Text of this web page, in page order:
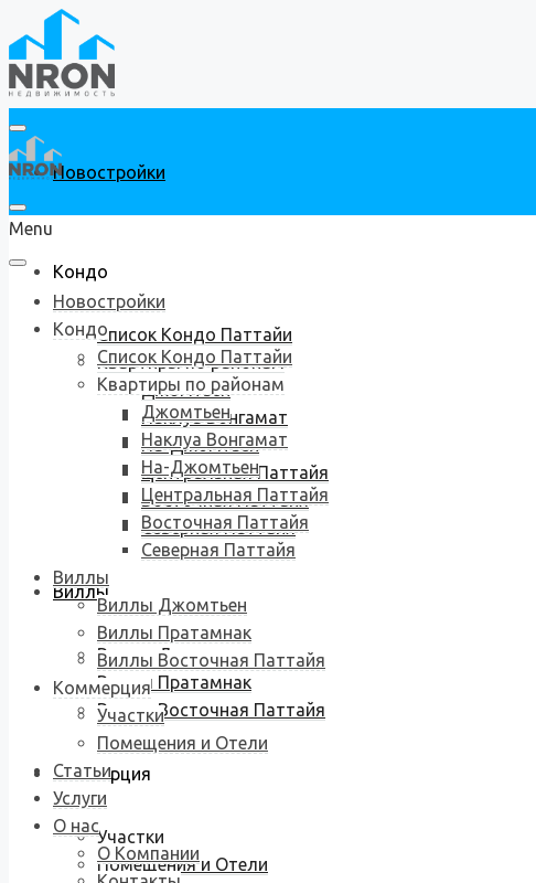
Новостройки
Кондо
Список Кондо Паттайи
Квартиры по районам
Джомтьен
Наклуа Вонгамат
На-Джомтьен
Центральная Паттайя
Восточная Паттайя
Северная Паттайя
Виллы
Виллы Джомтьен
Виллы Пратамнак
Виллы Восточная Паттайя
Коммерция
Участки
Помещения и Отели
Menu
Новостройки
Кондо
Список Кондо Паттайи
Квартиры по районам
Джомтьен
Наклуа Вонгамат
На-Джомтьен
Центральная Паттайя
Восточная Паттайя
Северная Паттайя
Виллы
Виллы Джомтьен
Виллы Пратамнак
Виллы Восточная Паттайя
Коммерция
Участки
Помещения и Отели
Статьи
Услуги
О нас
О Компании